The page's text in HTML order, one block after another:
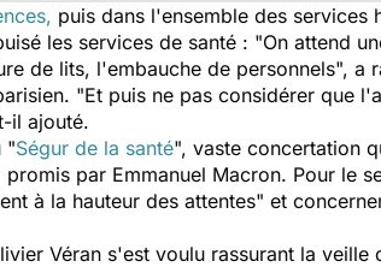
puis dans l'ensemble des
les services de santé : "On attend
de lits, l'embauche de personnels", a
"Et puis ne pas considérer que
il ajouté.
"Ségur de la santé", vaste concertation
par Emmanuel Macron. Pour le
à la hauteur des attentes" et
Véran s'est voulu rassurant la